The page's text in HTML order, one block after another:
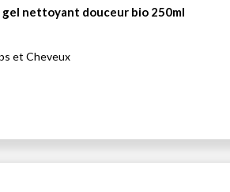
gel nettoyant douceur bio 250ml
et Cheveux